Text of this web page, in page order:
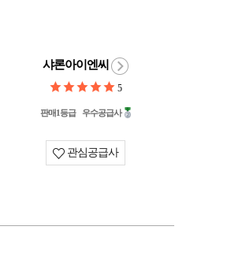
샤론아이엔씨
5
판매1등급 우수공급사
관심공급사